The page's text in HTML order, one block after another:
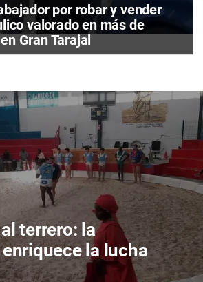
por robar y vender
valorado en más de
Gran Tarajal
terrero: la
la lucha